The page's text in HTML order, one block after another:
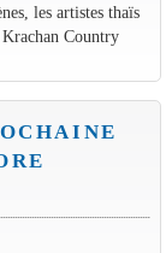
les artistes thaïs
Country